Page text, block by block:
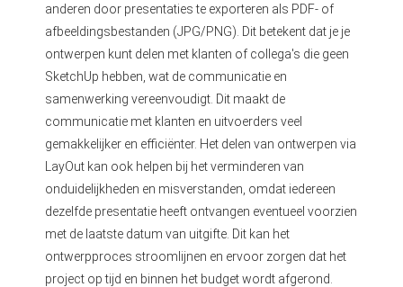
anderen door presentaties te exporteren als PDF- of
afbeeldingsbestanden (JPG/PNG). Dit betekent dat je je
ontwerpen kunt delen met klanten of collega's die geen
SketchUp hebben, wat de communicatie en
samenwerking vereenvoudigt. Dit maakt de
communicatie met klanten en uitvoerders veel
gemakkelijker en efficiënter. Het delen van ontwerpen via
LayOut kan ook helpen bij het verminderen van
onduidelijkheden en misverstanden, omdat iedereen
dezelfde presentatie heeft ontvangen eventueel voorzien
met de laatste datum van uitgifte. Dit kan het
ontwerpproces stroomlijnen en ervoor zorgen dat het
project op tijd en binnen het budget wordt afgerond.